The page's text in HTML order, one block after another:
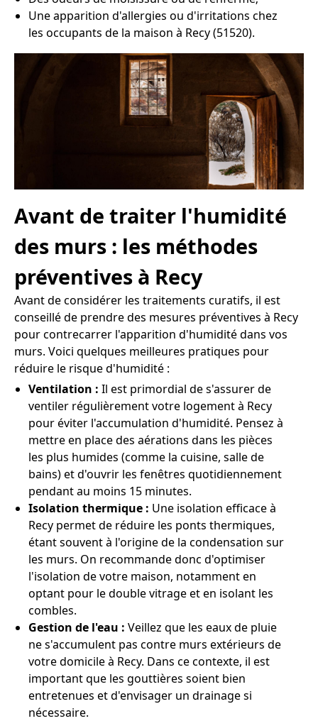
Une apparition d'allergies ou d'irritations chez
les occupants de la maison à Recy (51520).
Avant de traiter l'humidité
des murs : les méthodes
préventives à Recy
Avant de considérer les traitements curatifs, il est
conseillé de prendre des mesures préventives à Recy
pour contrecarrer l'apparition d'humidité dans vos
murs. Voici quelques meilleures pratiques pour
réduire le risque d'humidité :
Ventilation : Il est primordial de s'assurer de
ventiler régulièrement votre logement à Recy
pour éviter l'accumulation d'humidité. Pensez à
mettre en place des aérations dans les pièces
les plus humides (comme la cuisine, salle de
bains) et d'ouvrir les fenêtres quotidiennement
pendant au moins 15 minutes.
Isolation thermique : Une isolation efficace à
Recy permet de réduire les ponts thermiques,
étant souvent à l'origine de la condensation sur
les murs. On recommande donc d'optimiser
l'isolation de votre maison, notamment en
optant pour le double vitrage et en isolant les
combles.
Gestion de l'eau : Veillez que les eaux de pluie
ne s'accumulent pas contre murs extérieurs de
votre domicile à Recy. Dans ce contexte, il est
important que les gouttières soient bien
entretenues et d'envisager un drainage si
nécessaire.